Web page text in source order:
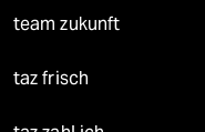
team zukunft
taz frisch